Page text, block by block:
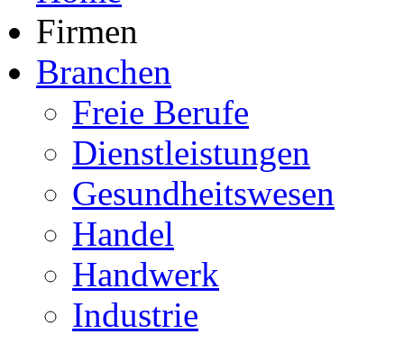
Firmen
Branchen
Freie Berufe
Dienstleistungen
Gesundheitswesen
Handel
Handwerk
Industrie